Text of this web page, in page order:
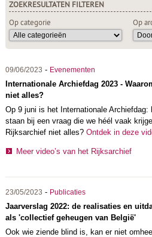
ZOEKRESULTATEN FILTEREN
Op categorie
Op
09/06/2023 - Evenementen
Internationale Archiefdag 2023 -
niet alles?
Op 9 juni is het Internationale
staan bij een vraag die we héél vaak
Rijksarchief niet alles? Ontdek in deze
Meer video’s van het Rijksarchief
23/05/2023 - Publicaties
Jaarverslag 2022: de realisaties en
als 'collectief geheugen van België'
Ook wie ziende blind is, kan er niet